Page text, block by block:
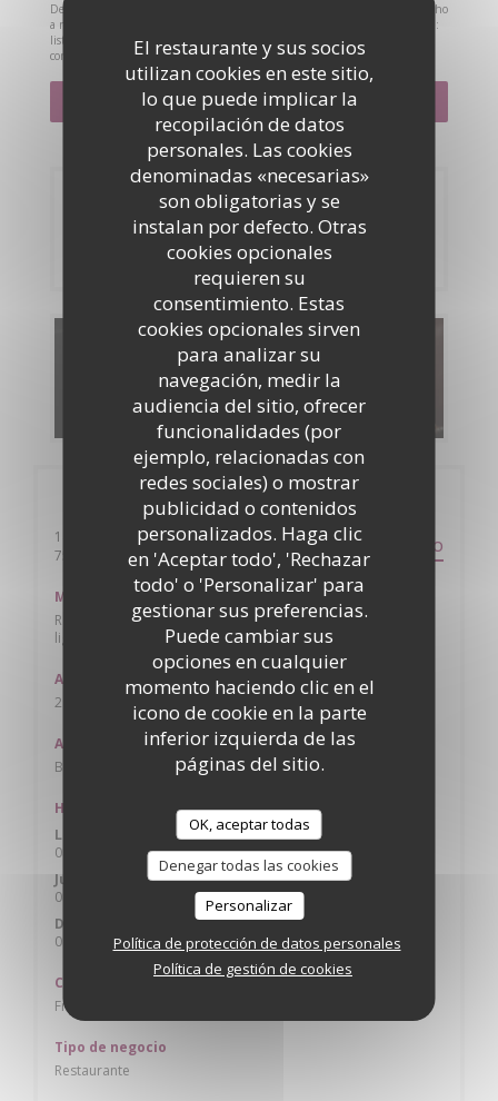
El restaurante y sus socios
utilizan cookies en este sitio,
lo que puede implicar la
recopilación de datos
personales. Las cookies
denominadas «necesarias»
son obligatorias y se
instalan por defecto. Otras
cookies opcionales
requieren su
consentimiento. Estas
cookies opcionales sirven
para analizar su
navegación, medir la
audiencia del sitio, ofrecer
funcionalidades (por
ejemplo, relacionadas con
redes sociales) o mostrar
publicidad o contenidos
personalizados. Haga clic
en 'Aceptar todo', 'Rechazar
todo' o 'Personalizar' para
gestionar sus preferencias.
Puede cambiar sus
opciones en cualquier
momento haciendo clic en el
icono de cookie en la parte
inferior izquierda de las
páginas del sitio.
OK, aceptar todas
Denegar todas las cookies
Personalizar
Política de protección de datos personales
Política de gestión de cookies
De acuerdo con la normativa de protección de datos, puede ejercer su derecho
a no recibir comunicaciones comerciales inscribiéndose en la Lista Robinson:
listarobinson.es
. Para más información sobre el tratamiento de sus datos,
consulte nuestrapolítica de privacidad.
Reserva
RESERVAR UNA MESA
Carta
DESCUBRIR NUESTRA CARTA
Información general
141 rue saint Martin
75004 Paris ((abre en una nueva ventana)) ITINERARIO
Metro
Rambuteau ligne 11, Hôtel de ville lignes 1 & 11, Châtelet
lignes 4, 7, 11 & 14 + RER
Autobús
29, 75, 96
Aparcamiento
Beaubourg Horloge, Georges Pompidou, Sébastopol
Horario de apertura
Lun
08:00 - 02:00
Jue
08:00 - 05:00
Domingo
08:00 - 02:00
Cocina
Franco-italiana, Francesa Tradicional
Tipo de negocio
Restaurante